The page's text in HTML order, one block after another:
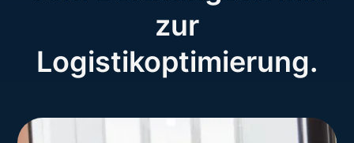
zur
Logistikoptimierung.